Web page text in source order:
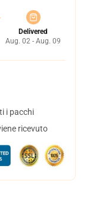
Delivered
Aug. 02 - Aug. 09
i pacchi
ricevuto